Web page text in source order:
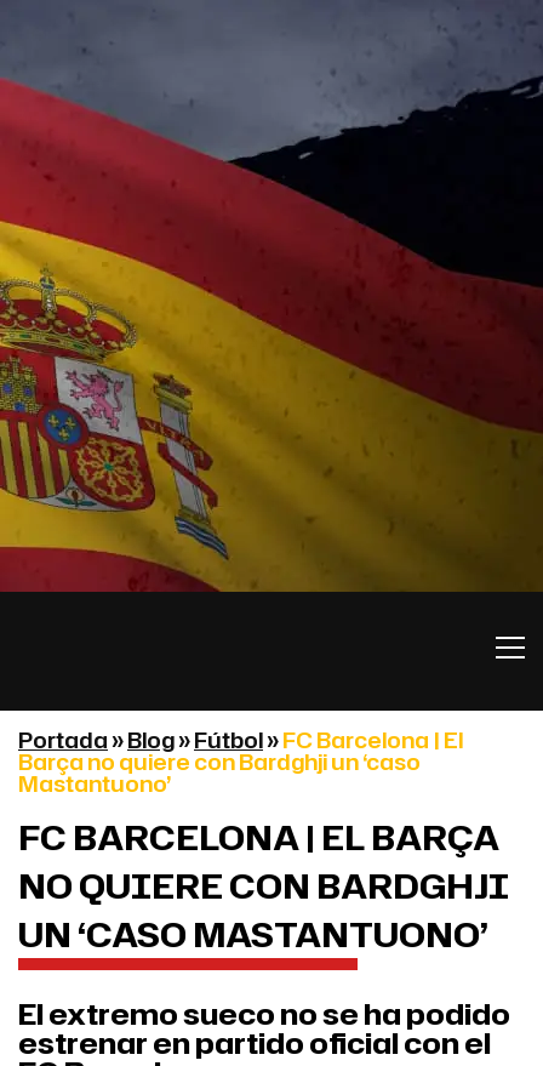
Portada»Blog»Fútbol»FC Barcelona | El
Barça no quiere con Bardghji un ‘caso
Mastantuono’
FC BARCELONA | EL BARÇA
NO QUIERE CON BARDGHJI
UN ‘CASO MASTANTUONO’
El extremo sueco no se ha podido
estrenar en partido oficial con el